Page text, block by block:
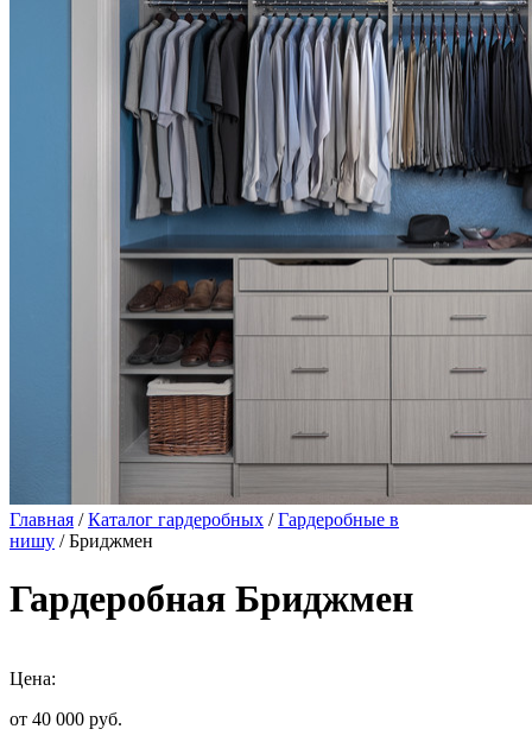
Главная /Каталог гардеробных /Гардеробные в
нишу / Бриджмен
Гардеробная Бриджмен
Цена:
от 40 000 руб.